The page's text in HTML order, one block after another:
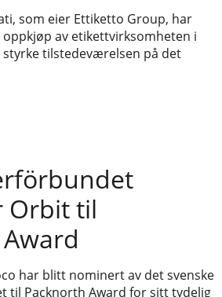
som eier Ettiketto Group, har
av etikettvirksomheten i
styrke tilstedeværelsen på det
Orbit til
har blitt nominert av det svenske
til Packnorth Award for sitt tydelig